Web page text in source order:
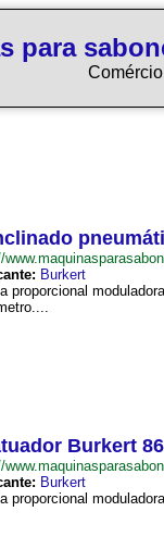
para
Burkert
proporcional
Burkert
Burkert
proporcional